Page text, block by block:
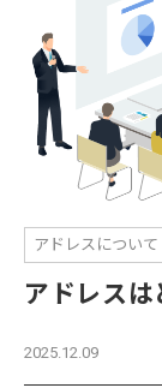
アドレスについて
アドレス
2025.12.09